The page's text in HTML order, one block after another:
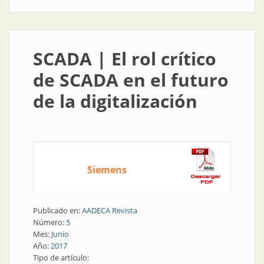
SCADA | El rol crítico
de SCADA en el futuro
de la digitalización
Siemens
Publicado en:AADECA Revista
Número: 5
Mes: Junio
Año:2017
Tipo de artículo: